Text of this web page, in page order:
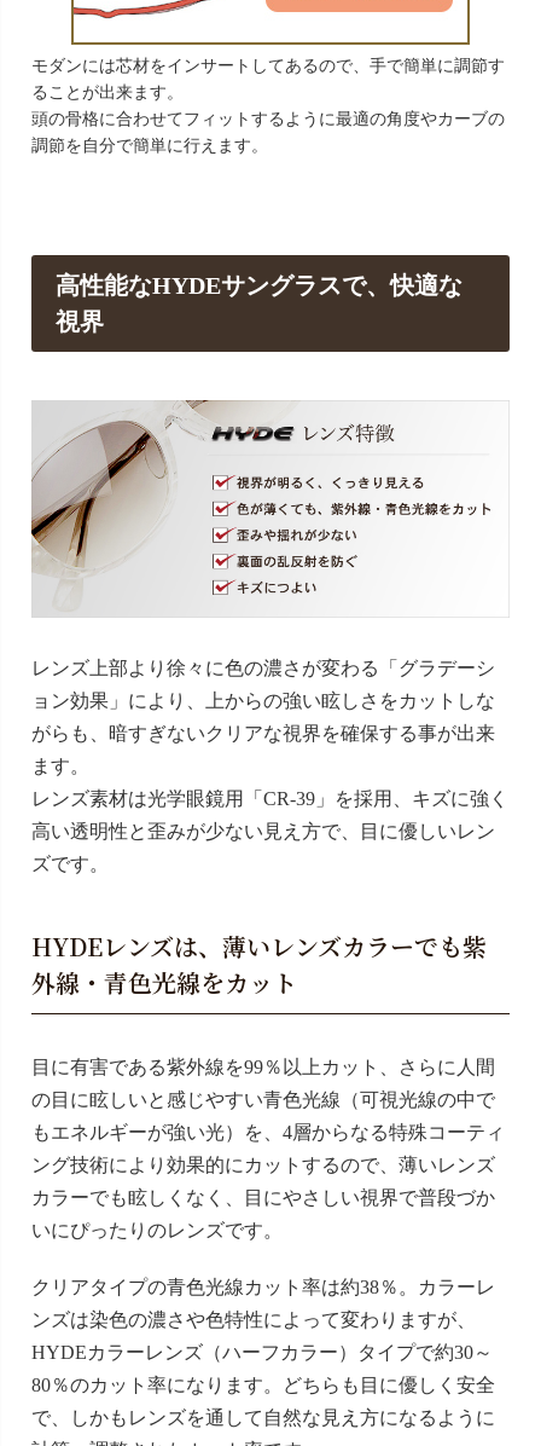
モダンには芯材をインサートしてあるので、手で簡単に調節す
ることが出来ます。
頭の骨格に合わせてフィットするように最適の角度やカーブの
調節を自分で簡単に行えます。
高性能なHYDEサングラスで、快適な
視界
レンズ上部より徐々に色の濃さが変わる「グラデーシ
ョン効果」により、上からの強い眩しさをカットしな
がらも、暗すぎないクリアな視界を確保する事が出来
ます。
レンズ素材は光学眼鏡用「CR-39」を採用、キズに強く
高い透明性と歪みが少ない見え方で、目に優しいレン
ズです。
HYDEレンズは、薄いレンズカラーでも紫
外線・青色光線をカット
目に有害である紫外線を99％以上カット、さらに人間
の目に眩しいと感じやすい青色光線（可視光線の中で
もエネルギーが強い光）を、4層からなる特殊コーティ
ング技術により効果的にカットするので、薄いレンズ
カラーでも眩しくなく、目にやさしい視界で普段づか
いにぴったりのレンズです。
クリアタイプの青色光線カット率は約38％。カラーレ
ンズは染色の濃さや色特性によって変わりますが、
HYDEカラーレンズ（ハーフカラー）タイプで約30～
80％のカット率になります。どちらも目に優しく安全
で、しかもレンズを通して自然な見え方になるように